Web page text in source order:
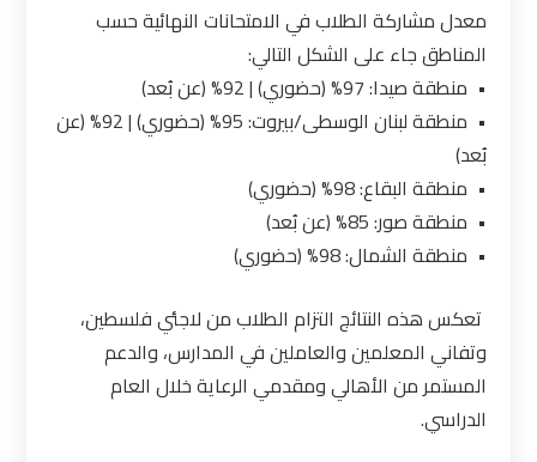
معدل مشاركة الطلاب في الامتحانات النهائية حسب
المناطق جاء على الشكل التالي:
• منطقة صيدا: 97% (حضوري) | 92% (عن بُعد)
• منطقة لبنان الوسطى/بيروت: 95% (حضوري) | 92% (عن
بُعد)
• منطقة البقاع: 98% (حضوري)
• منطقة صور: 85% (عن بُعد)
• منطقة الشمال: 98% (حضوري)
تعكس هذه النتائج التزام الطلاب من لاجئي فلسطين،
وتفاني المعلمين والعاملين في المدارس، والدعم
المستمر من الأهالي ومقدمي الرعاية خلال العام
الدراسي.